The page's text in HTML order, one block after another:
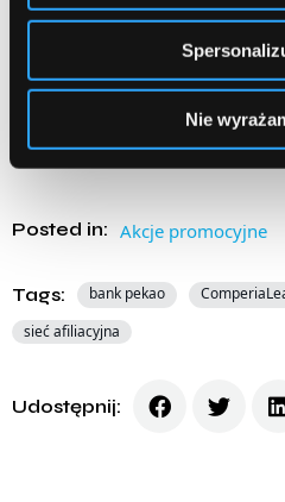
Nie
Konkursu będzie można również
przesłanie Regulaminu na adres
Posted in: Akcje promocyjne
Tags: bank pekao
sieć afiliacyjna
Udostępnij: